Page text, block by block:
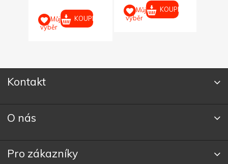
Můj
výběr
KOUPIT
Můj
výběr
KOUPIT
Kontakt
O nás
Pro zákazníky